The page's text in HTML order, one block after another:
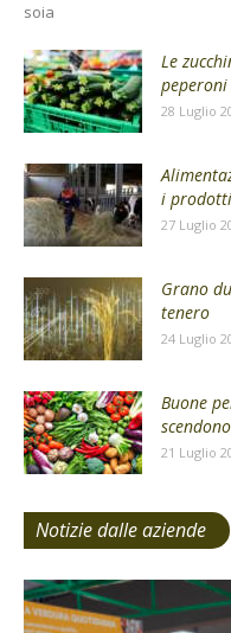
soia
Le
peperoni
28 Luglio
i prodotti
27 Luglio
Grano
tenero
24 Luglio
Buone
21 Luglio
Notizie dalle aziende